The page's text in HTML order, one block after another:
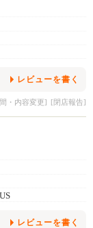
レビューを書く
・内容変更] [閉店報告]
レビューを書く